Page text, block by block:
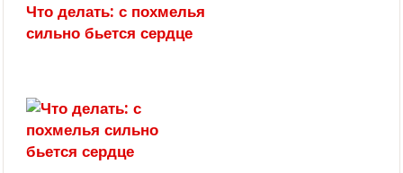
Что делать: с похмелья
сильно бьется сердце